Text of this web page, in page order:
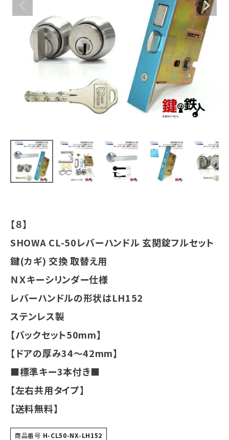
レバーハンドルのみ交換
暗証番号錠
認知症対策
INFORMATION
meeting_room
【８】
SHOWA CL-50レバーハンドル 玄関錠フルセット
鍵(カギ) 交換 取替え用
ＮＸキーシリンダー仕様
レバーハンドルの形状はLH152
ステンレス製
【バックセット50mm】
【ドアの厚み34～42mm】
■標準キー3本付き■
【左右共用タイプ】
【送料無料】
商品番号 H-CL50-NX-LH152